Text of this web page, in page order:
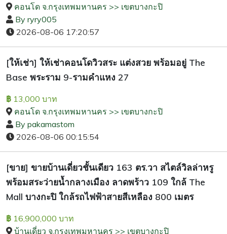
คอนโด จ.กรุงเทพมหานคร >> เขตบางกะปิ
By ryry005
2026-08-06 17:20:57
[ให้เช่า] ให้เช่าคอนโดวิวสระ แต่งสวย พร้อมอยู่ The
Base พระราม 9-รามคำแหง 27
฿ 13,000 บาท
คอนโด จ.กรุงเทพมหานคร >> เขตบางกะปิ
By pakamastom
2026-08-06 00:15:54
[ขาย] ขายบ้านเดี่ยวชั้นเดียว 163 ตร.วา สไตล์วิลล่าหรู
พร้อมสระว่ายน้ำกลางเมือง ลาดพร้าว 109 ใกล้ The
Mall บางกะปิ ใกล้รถไฟฟ้าสายสีเหลือง 800 เมตร
฿ 16,900,000 บาท
บ้านเดี่ยว จ.กรุงเทพมหานคร >> เขตบางกะปิ